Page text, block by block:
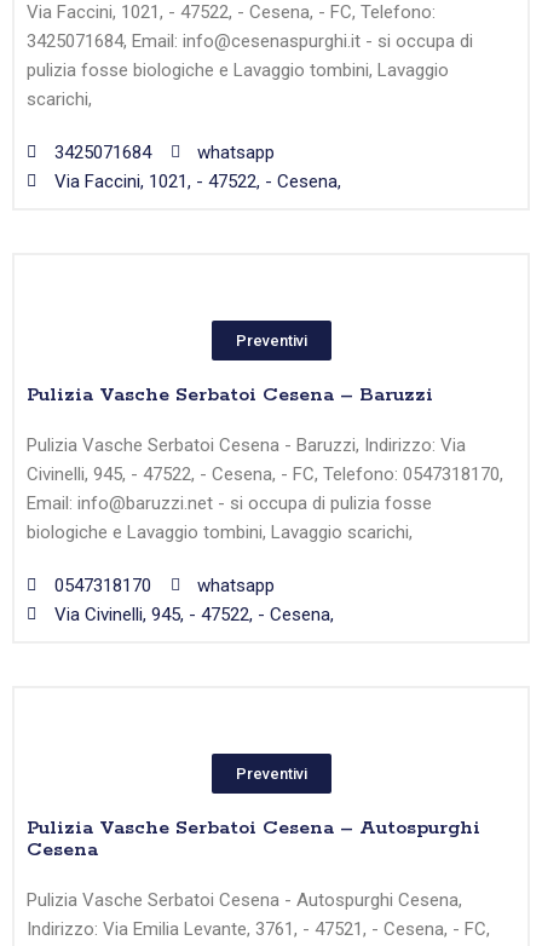
Via Faccini, 1021, - 47522, - Cesena, - FC, Telefono:
3425071684, Email: info@cesenaspurghi.it - si occupa di
pulizia fosse biologiche e Lavaggio tombini, Lavaggio
scarichi,
3425071684
whatsapp
Via Faccini, 1021, - 47522, - Cesena,
Preventivi
Pulizia Vasche Serbatoi Cesena – Baruzzi
Pulizia Vasche Serbatoi Cesena - Baruzzi, Indirizzo: Via
Civinelli, 945, - 47522, - Cesena, - FC, Telefono: 0547318170,
Email: info@baruzzi.net - si occupa di pulizia fosse
biologiche e Lavaggio tombini, Lavaggio scarichi,
0547318170
whatsapp
Via Civinelli, 945, - 47522, - Cesena,
Preventivi
Pulizia Vasche Serbatoi Cesena – Autospurghi
Cesena
Pulizia Vasche Serbatoi Cesena - Autospurghi Cesena,
Indirizzo: Via Emilia Levante, 3761, - 47521, - Cesena, - FC,